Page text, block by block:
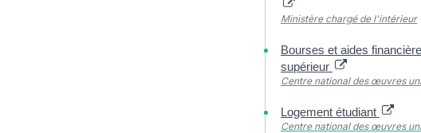
Ministère chargé de l'intérieur
Bourses et aides
supérieur
Centre national des œuvres
Logement étudiant
Centre national des œuvres